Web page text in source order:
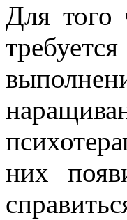
Для того
них